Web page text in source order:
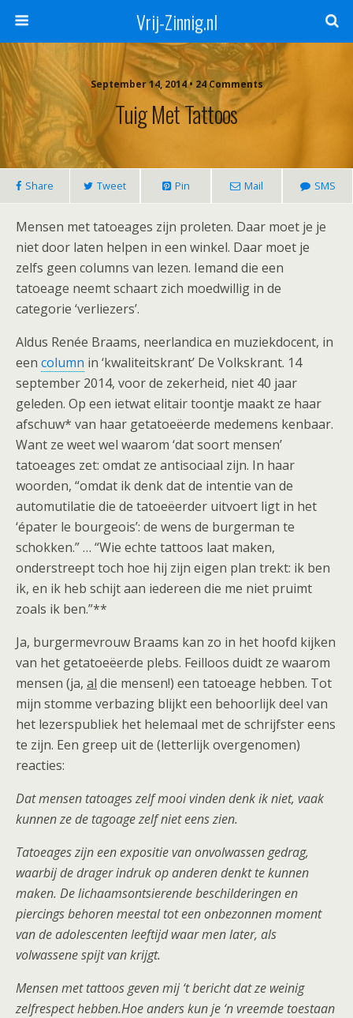
Vrij-Zinnig.nl
September 14, 2014 • 24 Comments
Tuig Met Tattoos
Share Tweet Pin Mail SMS
Mensen met tatoeages zijn proleten. Daar moet je je
niet door laten helpen in een winkel. Daar moet je
zelfs geen columns van lezen. Iemand die een
tatoeage neemt schaart zich moedwillig in de
categorie ‘verliezers’.
Aldus Renée Braams, neerlandica en muziekdocent, in
een column in ‘kwaliteitskrant’ De Volkskrant. 14
september 2014, voor de zekerheid, niet 40 jaar
geleden. Op een ietwat elitair toontje maakt ze haar
afschuw* van haar getatoeëerde medemens kenbaar.
Want ze weet wel waarom ‘dat soort mensen’
tatoeages zet: omdat ze antisociaal zijn. In haar
woorden, “omdat ik denk dat de intentie van de
automutilatie die de tatoeëerder uitvoert ligt in het
‘épater le bourgeois’: de wens de burgerman te
schokken.” … “Wie echte tattoos laat maken,
onderstreept toch hoe hij zijn eigen plan trekt: ik ben
ik, en ik heb schijt aan iedereen die me niet pruimt
zoals ik ben.”**
Ja, burgermevrouw Braams kan zo in het hoofd kijken
van het getatoeëerde plebs. Feilloos duidt ze waarom
mensen (ja, al die mensen!) een tatoeage hebben. Tot
mijn stomme verbazing blijkt een behoorlijk deel van
het lezerspubliek het helemaal met de schrijfster eens
te zijn. Een greep uit de (letterlijk overgenomen)
reacties:
Dat mensen tatoages zelf mooi vinden denk ik niet, vaak
kunnen ze de tagoage zelf niet eens zien.
Tatoeages zijn een expositie van onvolwassen gedrag,
waarbij de drager indruk op anderen denkt te kunnen
maken. De lichaamsontsierende beschilderingen en
piercings behoren meestal tot een onbezonnen moment
van de adolescenten leeftijd waar men later, als
volwassene spijt van krijgt.
Mensen met tattoos geven mij ‘t bericht dat ze weinig
zelfrespect hebben.Hoe anders kun je ‘n vreemde toestaan